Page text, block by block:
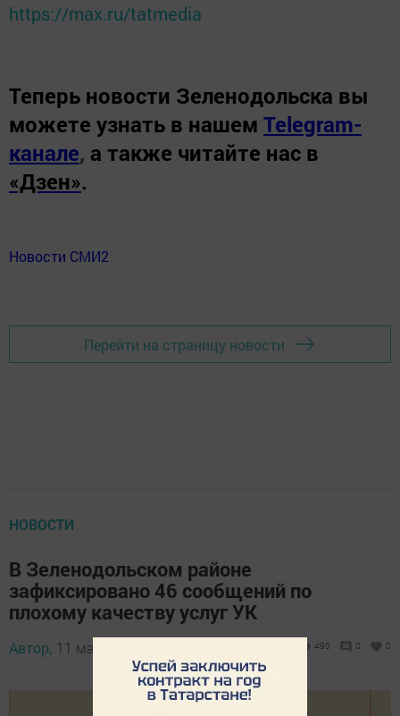
https://max.ru/tatmedia
Теперь новости Зеленодольска вы
можете узнать в нашем Telegram-
канале, а также читайте нас в
«Дзен».
Новости СМИ2
Перейти на страницу новости
НОВОСТИ
В Зеленодольском районе
зафиксировано 46 сообщений по
плохому качеству услуг УК
Автор, 11 марта 2026 - 14:00 490 0 0